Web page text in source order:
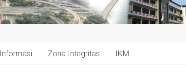
Informasi Zona Integritas IKM